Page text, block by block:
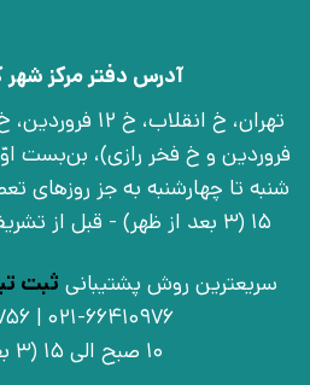
آدرس دفتر مرکز
15 (3 بعد از ظهر) - قبل از تشریف آوردن تماس بگیرید
سریعترین روش پشتیبانی ثبت
021-66410976 | 09030925756
10 صبح الی 15 (3 بعد از ظهر)